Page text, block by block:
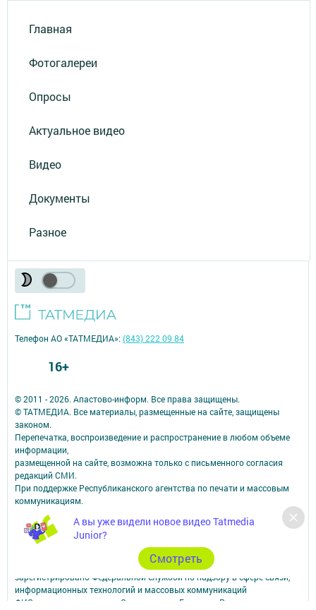
Главная
Фотогалереи
Опросы
Актуальное видео
Видео
Документы
Разное
А вы уже видели новое видео Tatmedia
Junior?
Cмотреть
© 2011 - 2026. Апастово-информ. Все права защищены.
© ТАТМЕДИА. Все материалы, размещенные на сайте, защищены
законом.
Перепечатка, воспроизведение и распространение в любом объеме
информации,
размещенной на сайте, возможна только с письменного согласия
редакций СМИ.
При поддержке Республиканского агентства по печати и массовым
коммуникациям.
Наименование СМИ: Апастово-информ
СМИ зарегистрировано Федеральной службой по надзору в сфере
связи,
информационных технологий и массовых коммуникаций
запись о регистрации СМИ Эл №ФС77-73779 от 12.10.2018
зарегистрировано Федеральной службой по надзору в сфере связи,
информационных технологий и массовых коммуникаций
ФИО главного редактора: Сунгатуллина Гульнара Рустамовна
Телефон АО «ТАТМЕДИА»:(843) 222 09 84
16+